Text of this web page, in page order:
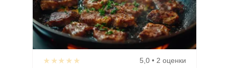
★★★★★ 5,0 • 2 оценки